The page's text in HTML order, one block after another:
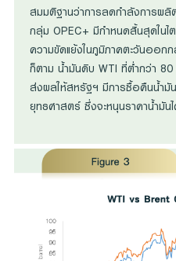
สมมติฐานว่าการลดกำลังการผ
กลุ่ม OPEC+ มีกำหนดสิ้นสุดใน
ความขัดแย้งในภูมิภาคตะวันออก
ก็ตาม น้ำมันดิบ WTI ที่ต่ำกว่า
ส่งผลให้สหรัฐฯ มีการซื้อคืนน้ำมั
ยุทธศาสตร์ ซึ่งจะหนุนราคาน้ำมันไ